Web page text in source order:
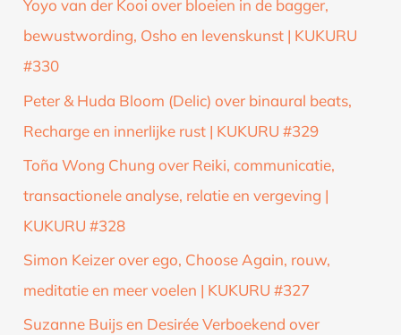
Yoyo van der Kooi over bloeien in de bagger,
bewustwording, Osho en levenskunst | KUKURU
#330
Peter & Huda Bloom (Delic) over binaural beats,
Recharge en innerlijke rust | KUKURU #329
Toña Wong Chung over Reiki, communicatie,
transactionele analyse, relatie en vergeving |
KUKURU #328
Simon Keizer over ego, Choose Again, rouw,
meditatie en meer voelen | KUKURU #327
Suzanne Buijs en Desirée Verboekend over